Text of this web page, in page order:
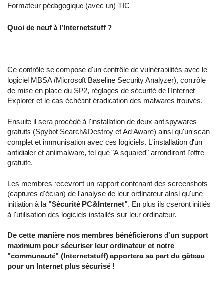
Formateur pédagogique (avec un) TIC
Quoi de neuf à l’Internetstuff ?
Ce contrôle se compose d'un contrôle de vulnérabilités avec le
logiciel MBSA (Microsoft Baseline Security Analyzer), contrôle
de mise en place du SP2, réglages de sécurité de l'Internet
Explorer et le cas échéant éradication des malwares trouvés.
Ensuite il sera procédé à l'installation de deux antispywares
gratuits (Spybot Search&Destroy et Ad Aware) ainsi qu'un scan
complet et immunisation avec ces logiciels. L'installation d'un
antidialer et antimalware, tel que "A squared" arrondiront l'offre
gratuite.
Les membres recevront un rapport contenant des screenshots
(captures d'écran) de l'analyse de leur ordinateur ainsi qu'une
initiation à la "Sécurité PC&Internet". En plus ils cseront initiés
à l'utilisation des logiciels installés sur leur ordinateur.
De cette manière nos membres bénéficierons d'un support
maximum pour sécuriser leur ordinateur et notre
"communauté" (Internetstuff) apportera sa part du gâteau
pour un Internet plus sécurisé !